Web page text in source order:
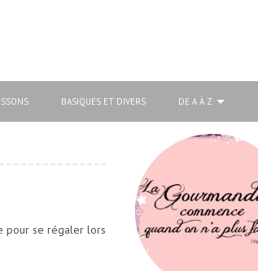
BASIQUES ET DIVERS DE A À Z
pour se régaler lors